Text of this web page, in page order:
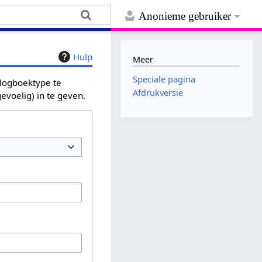
Anonieme gebruiker
Hulp
te
in te geven.
Meer
Speciale pagina
Afdrukversie